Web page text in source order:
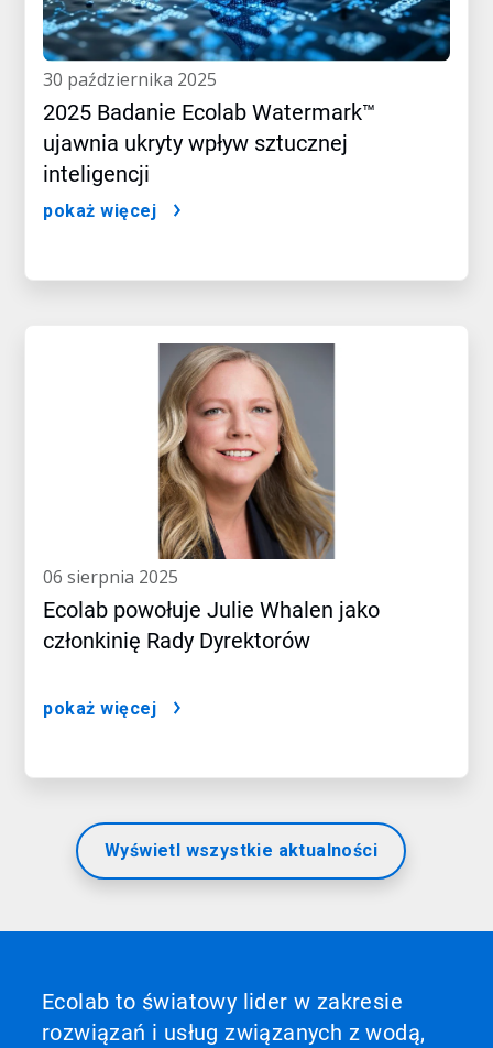
30 października 2025
2025 Badanie Ecolab Watermark™
ujawnia ukryty wpływ sztucznej
inteligencji
pokaż więcej
06 sierpnia 2025
Ecolab powołuje Julie Whalen jako
członkinię Rady Dyrektorów
pokaż więcej
Wyświetl wszystkie aktualności
Ecolab to światowy lider w zakresie
rozwiązań i usług związanych z wodą,